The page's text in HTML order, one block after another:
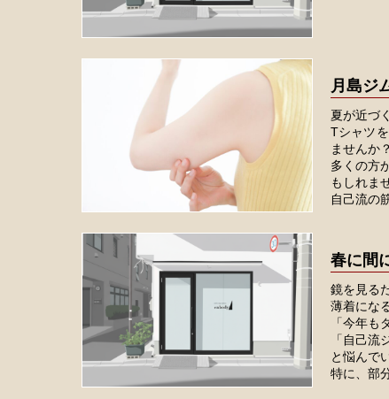
月島ジ
夏が近づ
Tシャツ
ませんか？
多くの方
もしれま
自己流の
春に間
鏡を見る
薄着にな
「今年も
「自己流
と悩んで
特に、部